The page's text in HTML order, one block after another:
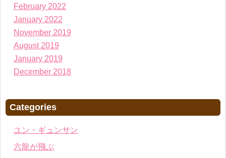
February 2022
January 2022
November 2019
August 2019
January 2019
December 2018
Categories
ユン・ギュンサン
六龍が飛ぶ